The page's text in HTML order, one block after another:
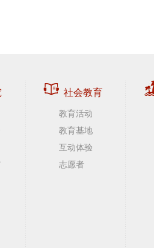
社会教育
教育活动
教育基地
互动体验
志愿者